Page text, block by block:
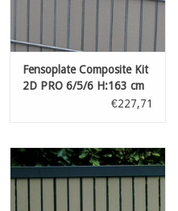
Fensoplate Composite Kit
2D PRO 6/5/6 H:163 cm
L:250 cm Dark Grey€227,71